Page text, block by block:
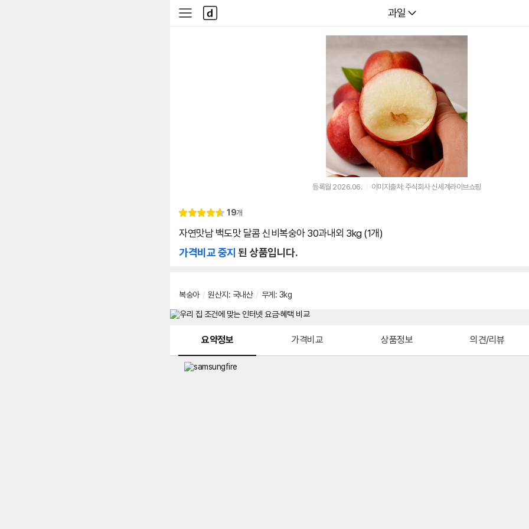
다나와
과일
사
이
다
나
와
등록월 2026.06. 이미지출처: 주식회사 신세계라이브쇼핑
별
점
4.
리
19개
자연맛남 백도맛 달콤 신비복숭아 30과내외 3kg (1개)
가격비교 중지 된 상품입니다.
복숭아 / 원산지 : 국내산 / 무게 : 3kg
요약정보 가격비교 상품정보 의견/리뷰